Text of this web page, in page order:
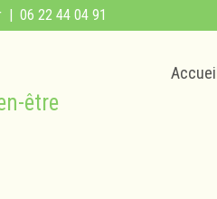
| 06 22 44 04 91
être
Accueil